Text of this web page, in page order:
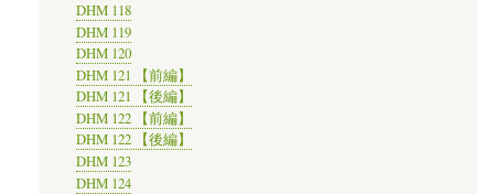
DHM 118
DHM 119
DHM 120
DHM 121 【前編】
DHM 121 【後編】
DHM 122 【前編】
DHM 122 【後編】
DHM 123
DHM 124